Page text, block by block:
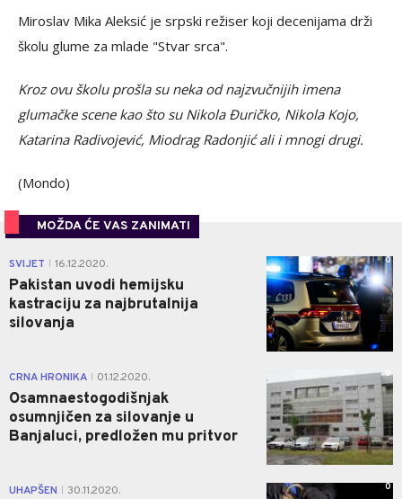
Miroslav Mika Aleksić je srpski režiser koji decenijama drži
školu glume za mlade "Stvar srca".
Kroz ovu školu prošla su neka od najzvučnijih imena
glumačke scene kao što su Nikola Đuričko, Nikola Kojo,
Katarina Radivojević, Miodrag Radonjić ali i mnogi drugi.
(Mondo)
MOŽDA ĆE VAS ZANIMATI
SVIJET 16.12.2020.
Pakistan uvodi hemijsku
kastraciju za najbrutalnija
silovanja
0
CRNA HRONIKA 01.12.2020.
Osamnaestogodišnjak
osumnjičen za silovanje u
Banjaluci, predložen mu pritvor
0
UHAPŠEN 30.11.2020. 0